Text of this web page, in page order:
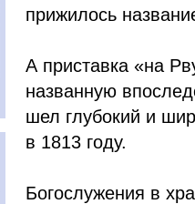
прижилось
А приставка «на
названную
шел глубокий и
в 1813 году.
Богослужения в